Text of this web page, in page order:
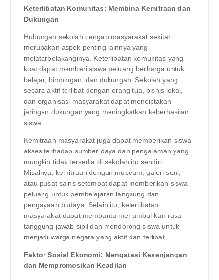
Keterlibatan Komunitas: Membina Kemitraan dan
Dukungan
Hubungan sekolah dengan masyarakat sekitar
merupakan aspek penting lainnya yang
melatarbelakanginya. Keterlibatan komunitas yang
kuat dapat memberi siswa peluang berharga untuk
belajar, bimbingan, dan dukungan. Sekolah yang
secara aktif terlibat dengan orang tua, bisnis lokal,
dan organisasi masyarakat dapat menciptakan
jaringan dukungan yang meningkatkan keberhasilan
siswa.
Kemitraan masyarakat juga dapat memberikan siswa
akses terhadap sumber daya dan pengalaman yang
mungkin tidak tersedia di sekolah itu sendiri.
Misalnya, kemitraan dengan museum, galeri seni,
atau pusat sains setempat dapat memberikan siswa
peluang untuk pembelajaran langsung dan
pengayaan budaya. Selain itu, keterlibatan
masyarakat dapat membantu menumbuhkan rasa
tanggung jawab sipil dan mendorong siswa untuk
menjadi warga negara yang aktif dan terlibat.
Faktor Sosial Ekonomi: Mengatasi Kesenjangan
dan Mempromosikan Keadilan